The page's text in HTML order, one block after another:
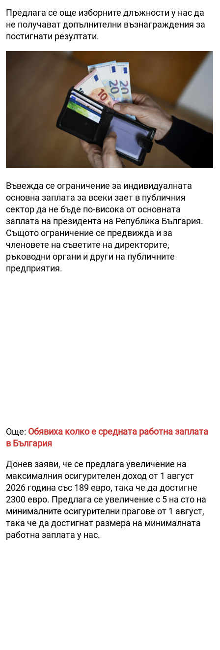
Предлага се още изборните длъжности у нас да
не получават допълнителни възнаграждения за
постигнати резултати.
Въвежда се ограничение за индивидуалната
основна заплата за всеки зает в публичния
сектор да не бъде по-висока от основната
заплата на президента на Република България.
Същото ограничение се предвижда и за
членовете на съветите на директорите,
ръководни органи и други на публичните
предприятия.
Още: Обявиха колко е средната работна заплата
в България
Донев заяви, че се предлага увеличение на
максималния осигурителен доход от 1 август
2026 година със 189 евро, така че да достигне
2300 евро. Предлага се увеличение с 5 на сто на
минималните осигурителни прагове от 1 август,
така че да достигнат размера на минималната
работна заплата у нас.